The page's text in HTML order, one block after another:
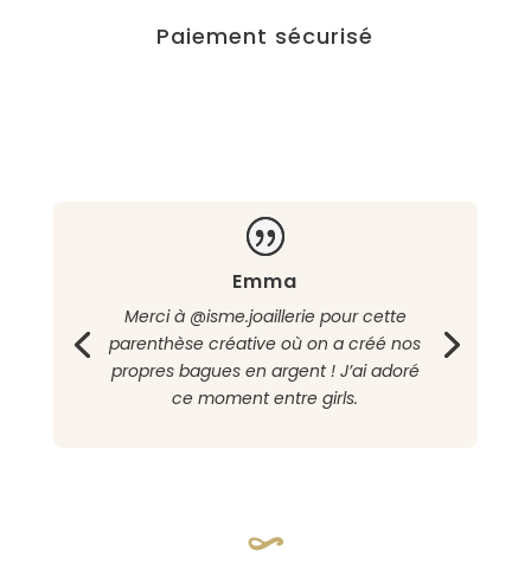
Paiement sécurisé
Emma
Merci à @isme.joaillerie pour cette
parenthèse créative où on a créé nos
propres bagues en argent ! J’ai adoré
ce moment entre girls.